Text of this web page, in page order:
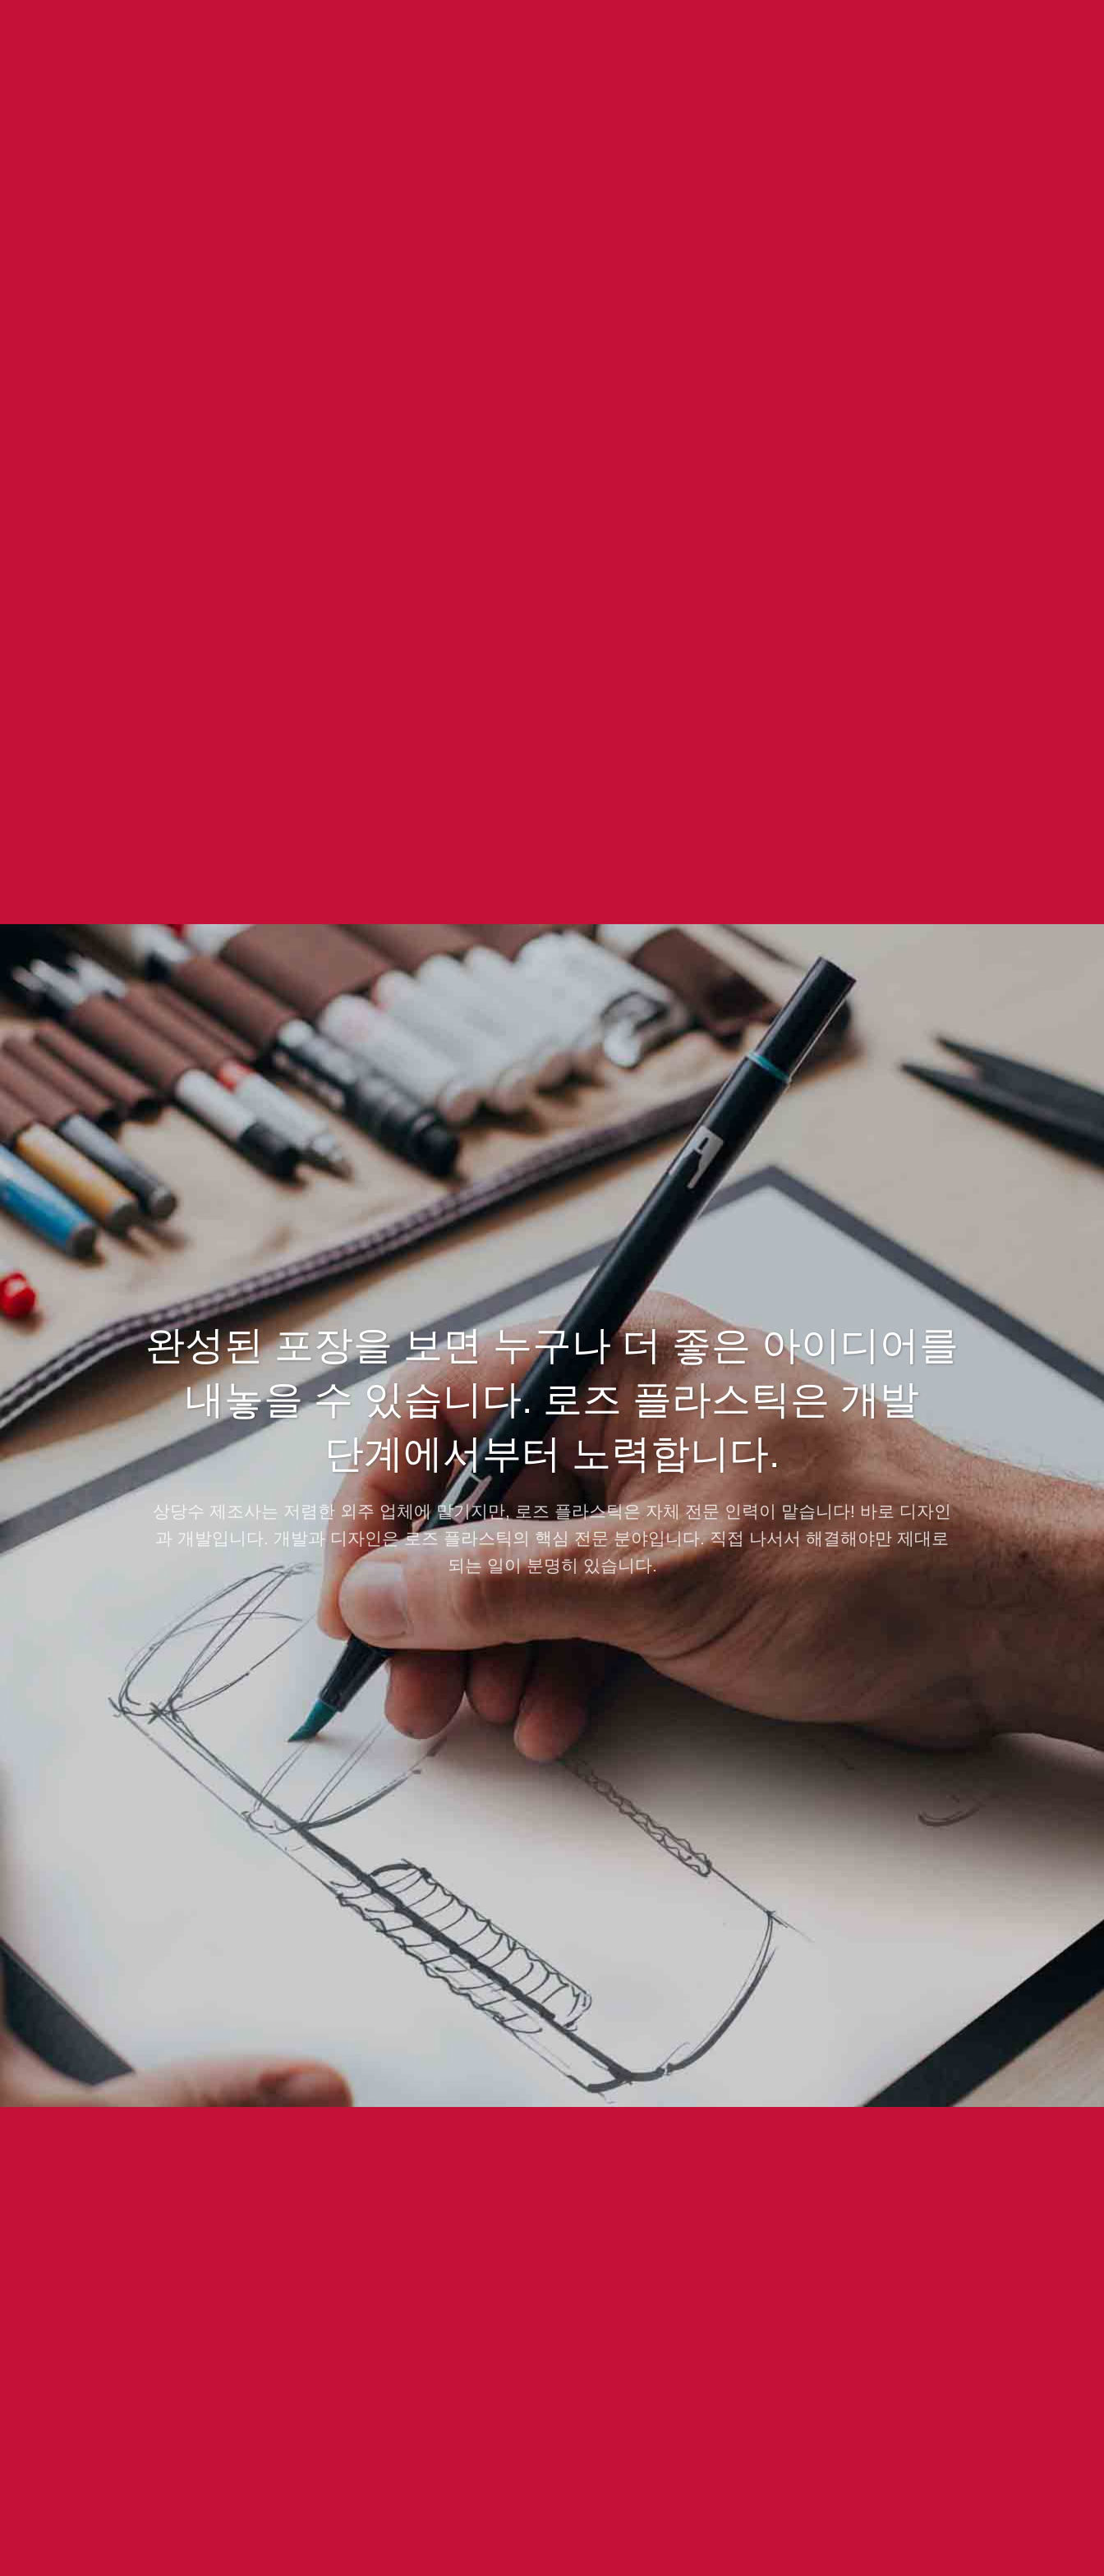
완성된 포장을 보면 누구나 더 좋은 아이디어를
내놓을 수 있습니다. 로즈 플라스틱은 개발
단계에서부터 노력합니다.
상당수 제조사는 저렴한 외주 업체에 맡기지만, 로즈 플라스틱은 자체 전문 인력이 맡습니다! 바로 디자인
과 개발입니다. 개발과 디자인은 로즈 플라스틱의 핵심 전문 분야입니다. 직접 나서서 해결해야만 제대로
되는 일이 분명히 있습니다.